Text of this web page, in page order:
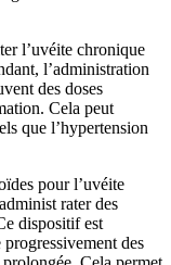
l’uvéite chronique
l’administration
des doses
Cela peut
que l’hypertension
pour l’uvéite
rater des
dispositif est
des